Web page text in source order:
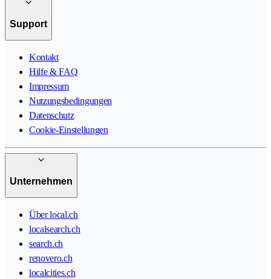
Support
Kontakt
Hilfe & FAQ
Impressum
Nutzungsbedingungen
Datenschutz
Cookie-Einstellungen
Unternehmen
Über local.ch
localsearch.ch
search.ch
renovero.ch
localcities.ch